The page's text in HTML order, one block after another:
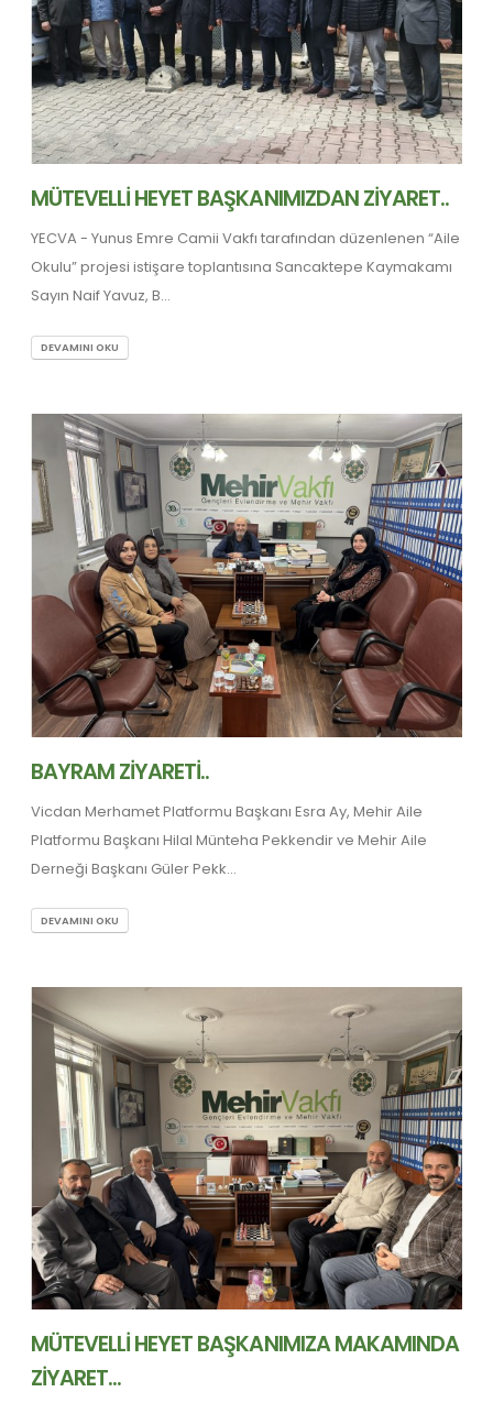
MÜTEVELLİ HEYET BAŞKANIMIZDAN ZİYARET..
YECVA - Yunus Emre Camii Vakfı tarafından düzenlenen “Aile
Okulu” projesi istişare toplantısına Sancaktepe Kaymakamı
Sayın Naif Yavuz, B...
DEVAMINI OKU
BAYRAM ZİYARETİ..
Vicdan Merhamet Platformu Başkanı Esra Ay, Mehir Aile
Platformu Başkanı Hilal Münteha Pekkendir ve Mehir Aile
Derneği Başkanı Güler Pekk...
DEVAMINI OKU
MÜTEVELLİ HEYET BAŞKANIMIZA MAKAMINDA
ZİYARET...